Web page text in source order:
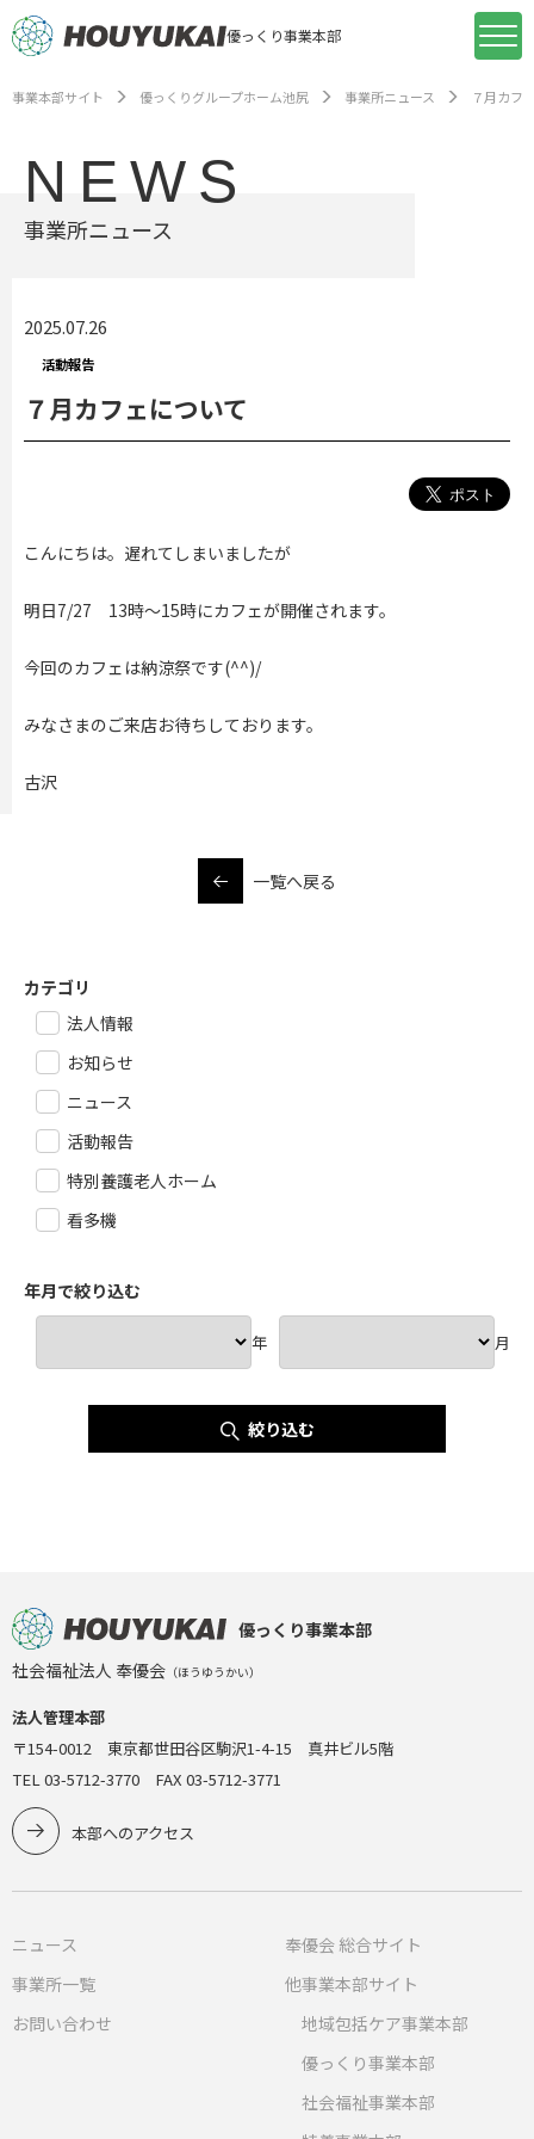
優っくり事業本部
事業本部サイト 優っくりグループホーム池尻 事業所ニュース ７月カフ
NEWS
事業所ニュース
2025.07.26
活動報告
７月カフェについて
こんにちは。遅れてしまいましたが
明日7/27 13時～15時にカフェが開催されます。
今回のカフェは納涼祭です(^^)/
みなさまのご来店お待ちしております。
古沢
一覧へ戻る
カテゴリ
法人情報
お知らせ
ニュース
活動報告
特別養護老人ホーム
看多機
年月で絞り込む
年 月
絞り込む
優っくり事業本部
社会福祉法人 奉優会 （ほうゆうかい）
法人管理本部
〒154-0012 東京都世田谷区駒沢1-4-15 真井ビル5階
TEL 03-5712-3770 FAX 03-5712-3771
本部へのアクセス
ニュース
事業所一覧
お問い合わせ
奉優会 総合サイト
他事業本部サイト
地域包括ケア事業本部
優っくり事業本部
社会福祉事業本部